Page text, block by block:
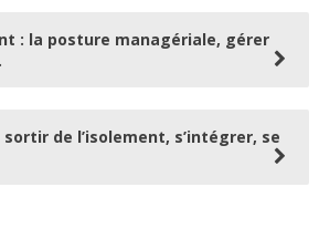
: la posture managériale, gérer
de l’isolement, s’intégrer, se